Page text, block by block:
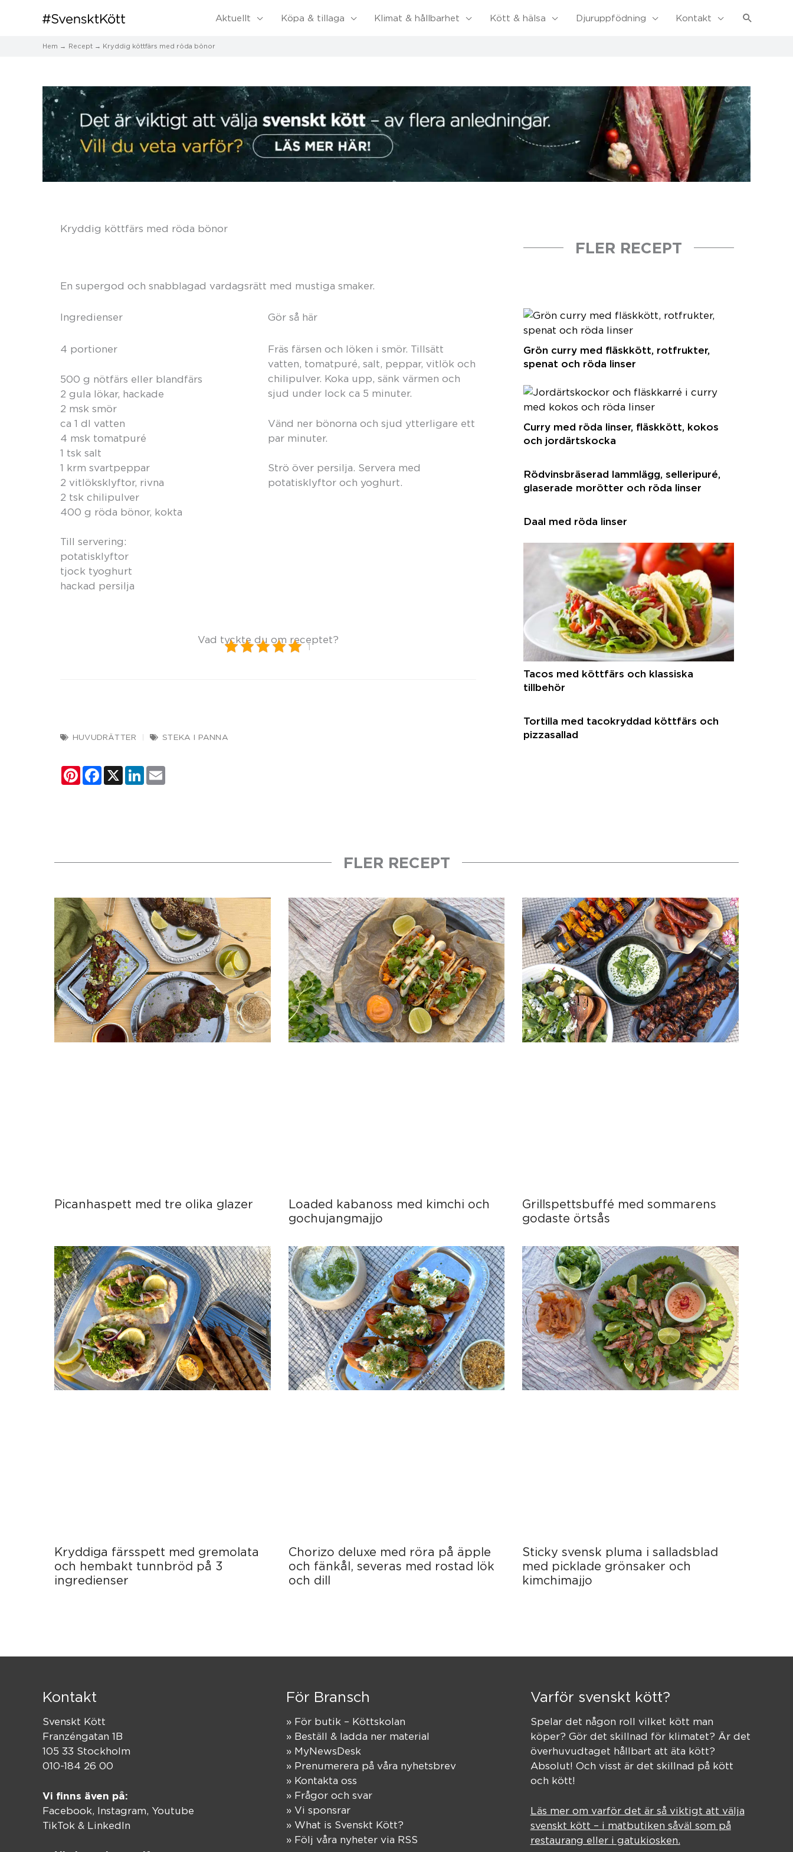
Aktuellt Köpa & tillaga Klimat & hållbarhet Kött & hälsa Djuruppfödning Kontakt Sök
Hem Recept Kryddig köttfärs med röda bönor
Kryddig köttfärs med röda bönor
En supergod och snabblagad vardagsrätt med mustiga smaker.
Ingredienser
4 portioner
500 g nötfärs eller blandfärs
2 gula lökar, hackade
2 msk smör
ca 1 dl vatten
4 msk tomatpuré
1 tsk salt
1 krm svartpeppar
2 vitlöksklyftor, rivna
2 tsk chilipulver
400 g röda bönor, kokta
Till servering:
potatisklyftor
tjock tyoghurt
hackad persilja
Gör så här
Fräs färsen och löken i smör. Tillsätt
vatten, tomatpuré, salt, peppar, vitlök och
chilipulver. Koka upp, sänk värmen och
sjud under lock ca 5 minuter.
Vänd ner bönorna och sjud ytterligare ett
par minuter.
Strö över persilja. Servera med
potatisklyftor och yoghurt.
Vad tyckte du om receptet?
1
HUVUDRÄTTER STEKA I PANNA
PinterestFacebook
X LinkedIn
FLER RECEPT
Grön curry med fläskkött, rotfrukter,
spenat och röda linser
Curry med röda linser, fläskkött, kokos
och jordärtskocka
Rödvinsbräserad lammlägg, selleripuré,
glaserade morötter och röda linser
Daal med röda linser
Tacos med köttfärs och klassiska
tillbehör
Tortilla med tacokryddad köttfärs och
pizzasallad
FLER RECEPT
Picanhaspett med tre olika glazer
Loaded kabanoss med kimchi och
gochujangmajjo
Grillspettsbuffé med sommarens
godaste örtsås
Kryddiga färsspett med gremolata
och hembakt tunnbröd på 3
ingredienser
Chorizo deluxe med röra på äpple
och fänkål, severas med rostad lök
och dill
Sticky svensk pluma i salladsblad
med picklade grönsaker och
kimchimajjo
Kontakt
Svenskt Kött
Franzéngatan 1B
105 33 Stockholm
010-184 26 00
Vi finns även på:
Facebook, Instagram, Youtube
TikTok & LinkedIn
För Bransch
» För butik – Köttskolan
» Beställ & ladda ner material
» MyNewsDesk
» Prenumerera på våra nyhetsbrev
» Kontakta oss
» Frågor och svar
» Vi sponsrar
» What is Svenskt Kött?
» Följ våra nyheter via RSS
Varför svenskt kött?
Spelar det någon roll vilket kött man
köper? Gör det skillnad för klimatet? Är det
överhuvudtaget hållbart att äta kött?
Absolut! Och visst är det skillnad på kött
och kött!
Läs mer om varför det är så viktigt att välja
svenskt kött – i matbutiken såväl som på
restaurang eller i gatukiosken.